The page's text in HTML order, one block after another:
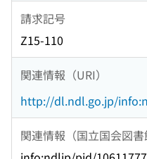
請求記号
Z15-110
関連情報（URI）
http://dl.ndl.go.jp/
関連情報（国立国会図書